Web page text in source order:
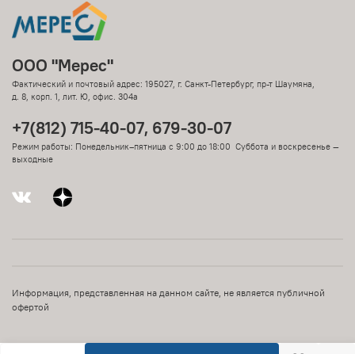
ООО "Мерес"
Фактический и почтовый адрес: 195027, г. Санкт-Петербург, пр-т Шаумяна,
д. 8, корп. 1, лит. Ю, офис. 304а
+7(812) 715-40-07, 679-30-07
Режим работы: Понедельник–пятница с 9:00 до 18:00 Суббота и воскресенье —
выходные
Информация, представленная на данном сайте, не является публичной
офертой